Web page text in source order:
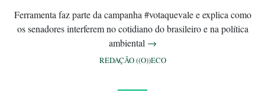
Ferramenta faz parte da campanha #votaquevale e explica como
os senadores interferem no cotidiano do brasileiro e na política
ambiental →
REDAÇÃO ((O))ECO